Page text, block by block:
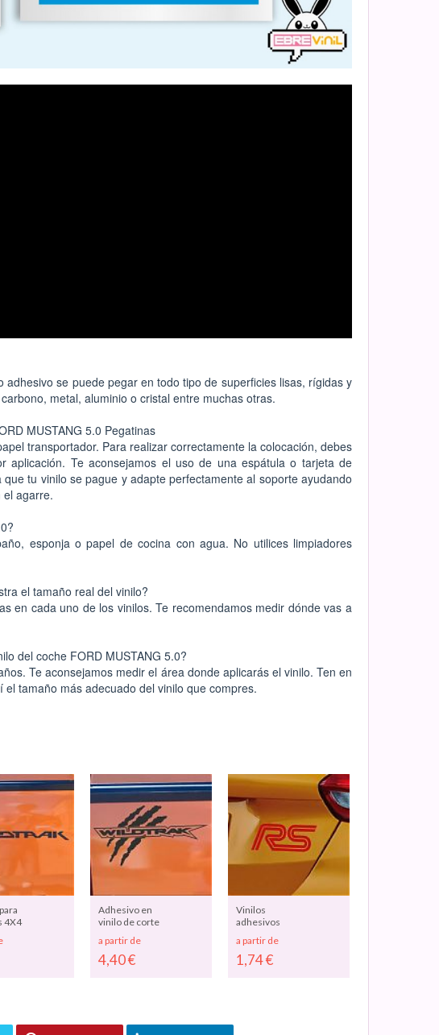
se puede pegar en todo tipo de superficies lisas, rígidas y
metal, aluminio o cristal entre muchas otras.
MUSTANG 5.0 Pegatinas
transportador. Para realizar correctamente la colocación, debes
Te aconsejamos el uso de una espátula o tarjeta de
tu vinilo se pague y adapte perfectamente al soporte ayudando
agarre.
esponja o papel de cocina con agua. No utilices limpiadores
el tamaño real del vinilo?
en cada uno de los vinilos. Te recomendamos medir dónde vas a
del coche FORD MUSTANG 5.0?
Te aconsejamos medir el área donde aplicarás el vinilo. Ten en
tamaño más adecuado del vinilo que compres.
4X4
-
Adhesivo en
vinilo de corte
personalizar
vehículos Ford
Ranger Raptor
a partir de
4,40€
Vinilos
adhesivos
coches "RS"
04231
a partir de
1,74€